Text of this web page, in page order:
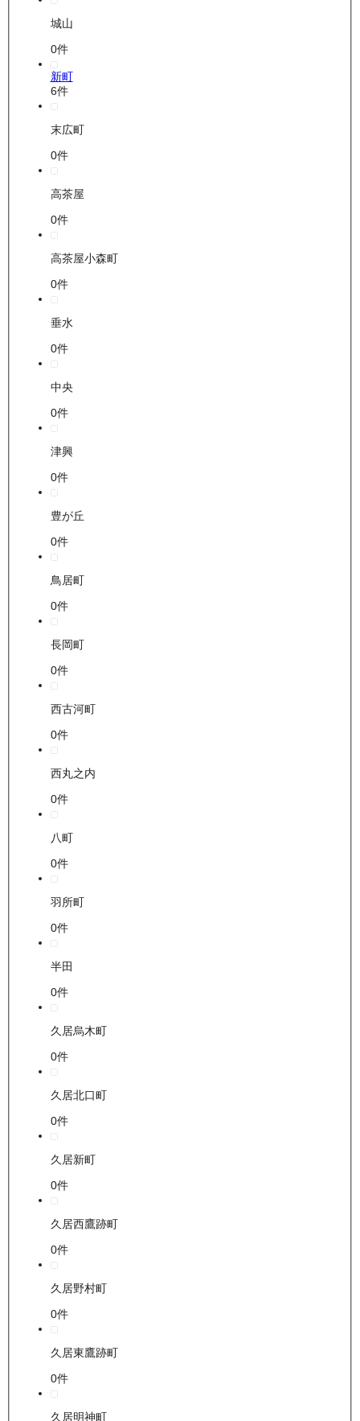
城山
0件
新町
6件
末広町
0件
高茶屋
0件
高茶屋小森町
0件
垂水
0件
中央
0件
津興
0件
豊が丘
0件
鳥居町
0件
長岡町
0件
西古河町
0件
西丸之内
0件
八町
0件
羽所町
0件
半田
0件
久居烏木町
0件
久居北口町
0件
久居新町
0件
久居西鷹跡町
0件
久居野村町
0件
久居東鷹跡町
0件
久居明神町